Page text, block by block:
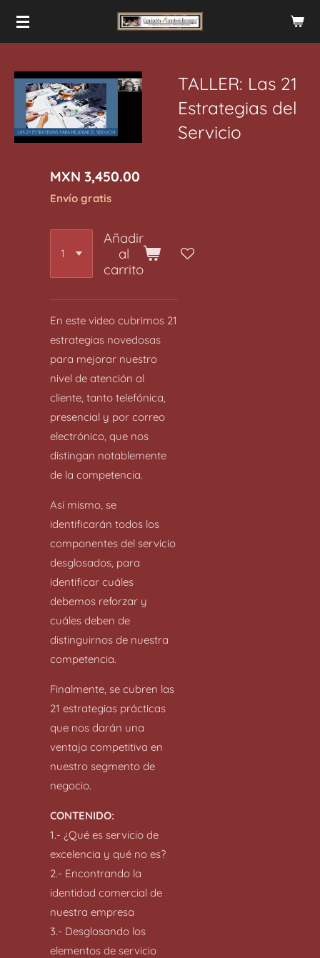
principal
TALLER: Las 21
Estrategias del
Servicio
MXN 3,450.00
Envío gratis
Añadir
al
carrito
En este video cubrimos 21
estrategias novedosas
para mejorar nuestro
nivel de atención al
cliente, tanto telefónica,
presencial y por correo
electrónico, que nos
distingan notablemente
de la competencia.
Así mismo, se
identificarán todos los
componentes del servicio
desglosados, para
identificar cuáles
debemos reforzar y
cuáles deben de
distinguirnos de nuestra
competencia.
Finalmente, se cubren las
21 estrategias prácticas
que nos darán una
ventaja competitiva en
nuestro segmento de
negocio.
CONTENIDO:
1.- ¿Qué es servicio de
excelencia y qué no es?
2.- Encontrando la
identidad comercial de
nuestra empresa
3.- Desglosando los
elementos de servicio